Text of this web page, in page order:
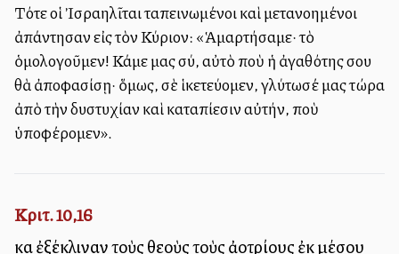
Τότε οἱ Ἰσραηλῖται ταπεινωμένοι καὶ μετανοημένοι
ἀπάντησαν εἰς τὸν Κύριον: «Ἁμαρτήσαμε· τὸ
ὁμολογοῦμεν! Κάμε μας σύ, αὐτὸ ποὺ ἡ ἀγαθότης σου
θὰ ἀποφασίσῃ· ὅμως, σὲ ἱκετεύομεν, γλύτωσέ μας τώρα
ἀπὸ τὴν δυστυχίαν καὶ καταπίεσιν αὐτήν, ποὺ
ὑποφέρομεν».
Κριτ. 10,16
καὶ ἐξέκλιναν τοὺς θεοὺς τοὺς ἀλλοτρίους ἐκ μέσου